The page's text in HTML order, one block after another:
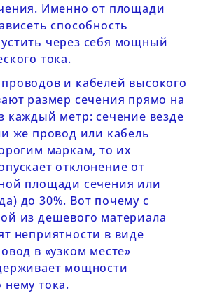
Именно от площади
способность
через себя мощный
тока.
и кабелей высокого
размер сечения прямо на
каждый метр: сечение везде
же провод или кабель
маркам, то их
отклонение от
площади сечения или
до 30%. Вот почему с
из дешевого материала
неприятности в виде
в «узком месте»
мощности
тока.